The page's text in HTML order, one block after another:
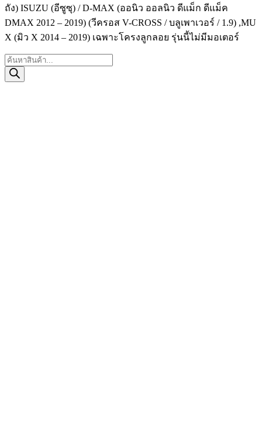
ถัง) ISUZU (อีซูซุ) / D-MAX (ออนิว ออลนิว ดีแม็ก ดีแม็ค
DMAX 2012 – 2019) (วีครอส V-CROSS / บลูเพาเวอร์ / 1.9) ,MU
X (มิว X 2014 – 2019) เฉพาะโครงลูกลอย รุ่นนี้ไม่มีมอเตอร์
Products
search